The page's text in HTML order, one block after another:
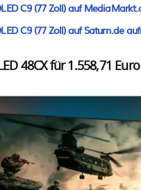
C9 (77 Zoll) auf
C9 (77 Zoll) auf Saturn.de
48CX für 1.558,71 Euro